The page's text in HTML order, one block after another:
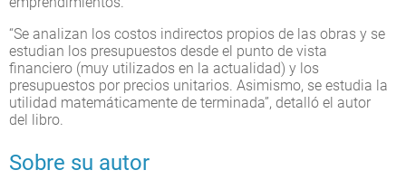
“Se analizan los costos indirectos propios de las obras y se
estudian los presupuestos desde el punto de vista
financiero (muy utilizados en la actualidad) y los
presupuestos por precios unitarios. Asimismo, se estudia la
utilidad matemáticamente de terminada”, detalló el autor
del libro.
Sobre su autor